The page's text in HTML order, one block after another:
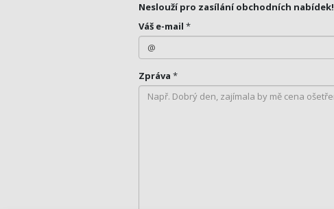
Neslouží pro zasílání obchodních nabídek!
Váš e-mail *
Zpráva *